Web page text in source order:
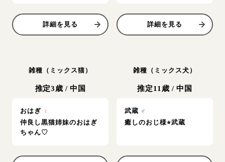
詳細を見る 詳細を見る
雑種（ミックス猫）
推定3歳 / 中国
おはぎ ♀
仲良し黒猫姉妹のおはぎ
ちゃん♡
雑種（ミックス犬）
推定11歳 /中国
武蔵 ♂
癒しのおじ様⭐︎武蔵